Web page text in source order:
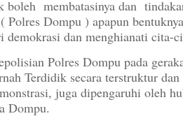
boleh membatasinya dan
Dompu ) apapun
demokrasi dan menghianati cita-
Polres Dompu pada
Terdidik secara terstruktur
juga dipengaruhi oleh
Dompu.